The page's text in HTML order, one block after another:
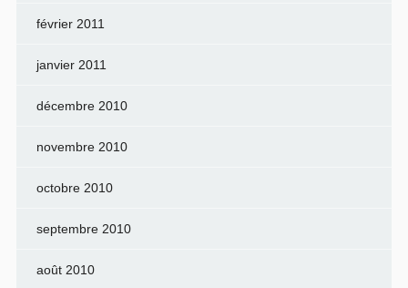
février 2011
janvier 2011
décembre 2010
novembre 2010
octobre 2010
septembre 2010
août 2010